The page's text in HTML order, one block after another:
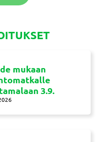
mukaan
3.9.